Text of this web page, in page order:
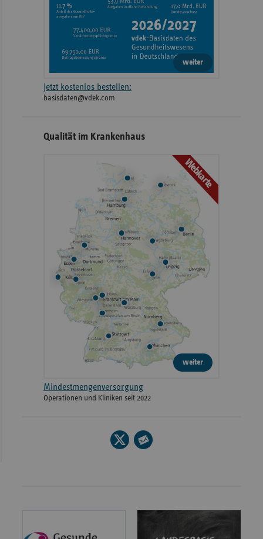
weiter
Jetzt kostenlos bestellen:
basisdaten@vdek.com
Qualität im Krankenhaus
Webkarte
weiter
Mindestmengenversorgung
Operationen und Kliniken seit 2022
Seite
auf
teilen